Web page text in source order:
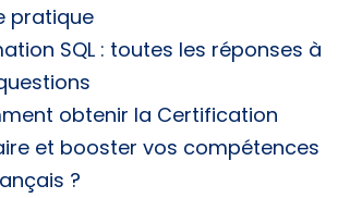
pratique
SQL : toutes les réponses à
obtenir la Certification
et booster vos compétences
?